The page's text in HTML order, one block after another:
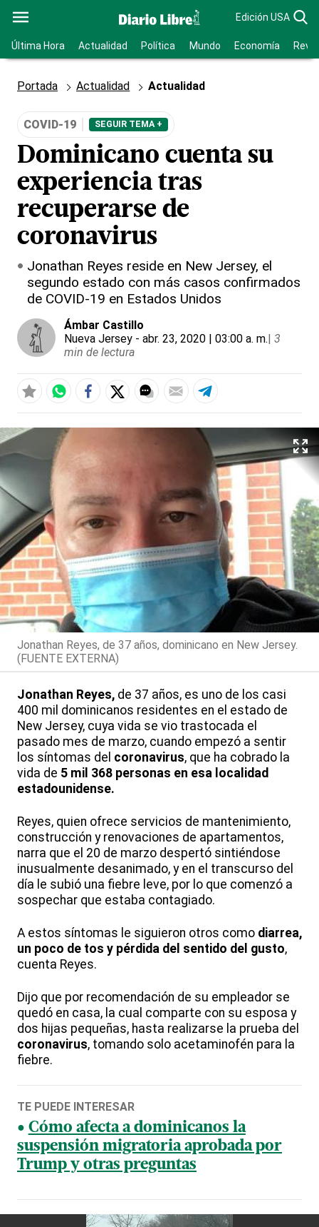
Edición USA
Última Hora Actualidad Política Mundo Economía
Portada Actualidad Actualidad
COVID-19 SEGUIR TEMA +
Dominicano cuenta su
experiencia tras
recuperarse de
coronavirus
Jonathan Reyes reside en New Jersey, el
segundo estado con más casos confirmados
de COVID-19 en Estados Unidos
Ámbar Castillo
Nueva Jersey - abr. 23, 2020 | 03:00 a. m.| 3
min de lectura
Jonathan Reyes, de 37 años, dominicano en New Jersey.
(FUENTE EXTERNA)
Jonathan Reyes, de 37 años, es uno de los casi
400 mil dominicanos residentes en el estado de
New Jersey, cuya vida se vio trastocada el
pasado mes de marzo, cuando empezó a sentir
los síntomas del coronavirus, que ha cobrado la
vida de 5 mil 368 personas en esa localidad
estadounidense.
Reyes, quien ofrece servicios de mantenimiento,
construcción y renovaciones de apartamentos,
narra que el 20 de marzo despertó sintiéndose
inusualmente desanimado, y en el transcurso del
día le subió una fiebre leve, por lo que comenzó a
sospechar que estaba contagiado.
A estos síntomas le siguieron otros como diarrea,
un poco de tos y pérdida del sentido del gusto,
cuenta Reyes.
Dijo que por recomendación de su empleador se
quedó en casa, la cual comparte con su esposa y
dos hijas pequeñas, hasta realizarse la prueba del
coronavirus, tomando solo acetaminofén para la
fiebre.
TE PUEDE INTERESAR
Cómo afecta a dominicanos la
suspensión migratoria aprobada por
Trump y otras preguntas